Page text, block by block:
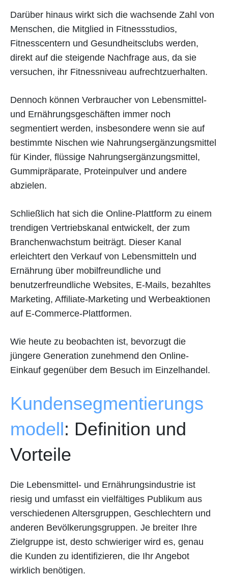
Darüber hinaus wirkt sich die wachsende Zahl von
Menschen, die Mitglied in Fitnessstudios,
Fitnesscentern und Gesundheitsclubs werden,
direkt auf die steigende Nachfrage aus, da sie
versuchen, ihr Fitnessniveau aufrechtzuerhalten.
Dennoch können Verbraucher von Lebensmittel-
und Ernährungsgeschäften immer noch
segmentiert werden, insbesondere wenn sie auf
bestimmte Nischen wie Nahrungsergänzungsmittel
für Kinder, flüssige Nahrungsergänzungsmittel,
Gummipräparate, Proteinpulver und andere
abzielen.
Schließlich hat sich die Online-Plattform zu einem
trendigen Vertriebskanal entwickelt, der zum
Branchenwachstum beiträgt. Dieser Kanal
erleichtert den Verkauf von Lebensmitteln und
Ernährung über mobilfreundliche und
benutzerfreundliche Websites, E-Mails, bezahltes
Marketing, Affiliate-Marketing und Werbeaktionen
auf E-Commerce-Plattformen.
Wie heute zu beobachten ist, bevorzugt die
jüngere Generation zunehmend den Online-
Einkauf gegenüber dem Besuch im Einzelhandel.
Kundensegmentierungs
modell: Definition und
Vorteile
Die Lebensmittel- und Ernährungsindustrie ist
riesig und umfasst ein vielfältiges Publikum aus
verschiedenen Altersgruppen, Geschlechtern und
anderen Bevölkerungsgruppen. Je breiter Ihre
Zielgruppe ist, desto schwieriger wird es, genau
die Kunden zu identifizieren, die Ihr Angebot
wirklich benötigen.